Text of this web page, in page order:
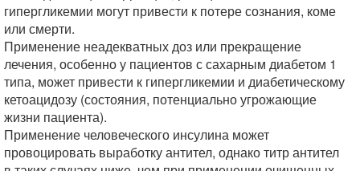
гипергликемии могут привести к потере сознания, коме
или смерти.
Применение неадекватных доз или прекращение
лечения, особенно у пациентов с сахарным диабетом 1
типа, может привести к гипергликемии и диабетическому
кетоацидозу (состояния, потенциально угрожающие
жизни пациента).
Применение человеческого инсулина может
провоцировать выработку антител, однако титр антител